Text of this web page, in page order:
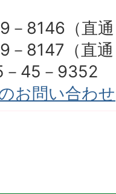
－8146（直
－8147（直
－45－9352
お問い合わせ